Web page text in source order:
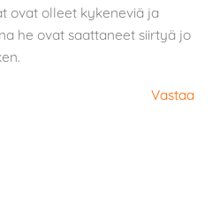
ovat olleet kykeneviä ja
he ovat saattaneet siirtyä jo
Vastaa